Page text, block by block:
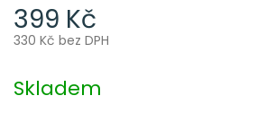
399 Kč
330 Kč bez DPH
cena:
Skladem